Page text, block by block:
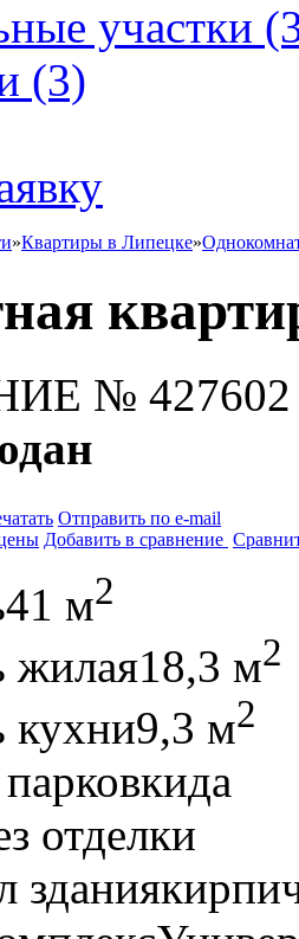
участки
(3)
»Квартиры в Липецке»
№ 427602
Отправить по e-mail
Добавить в сравнение
41 м2
жилая18,3 м2
9,3 м2
да
отделки
здания